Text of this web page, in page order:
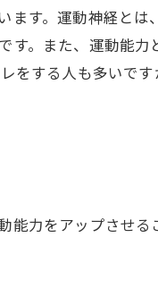
す。運動神経と
。また、運動能
をする人も多いで
力をアップさせ